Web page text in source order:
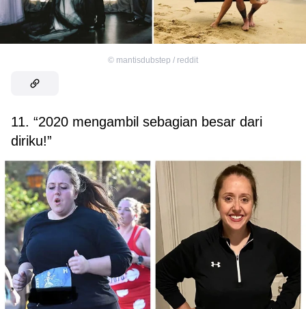
© mantisdubstep / reddit
11. “2020 mengambil sebagian besar dari
diriku!”